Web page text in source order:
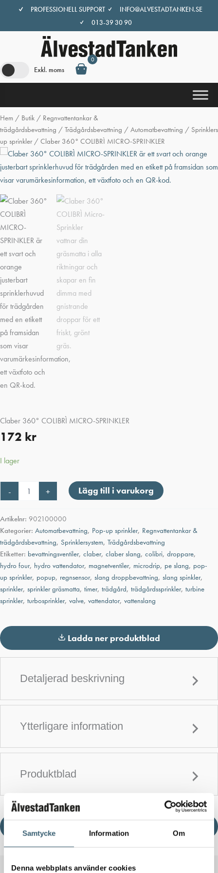
Samtycke Information Om
Denna webbplats använder cookies
innehåll
PROFESSIONELL SUPPORT
INFO@ALVESTADTANKEN.SE
013-39 30 90
Exkl. moms
0
Hem / Butik / Regnvattentankar &
trädgårdsbevattning / Trädgårdsbevattning / Automatbevattning /
up sprinkler/ Claber 360° COLIBRÌ MICRO-SPRINKLER
Claber 360° COLIBRÌ MICRO-SPRINKLER
172 kr
I lager
-
360°
MICRO-
mängd
+ Lägg till i varukorg
Artikelnr: 902100000
Kategorier: Automatbevattning, Pop-up sprinkler, Regnvattentankar &
trädgårdsbevattning, Sprinklersystem, Trädgårdsbevattning
Etiketter: bevattningsventiler, claber, claber slang, colibri, droppare,
hydro four, hydro vattendator, magnetventiler, microdrip, pe slang, pop-
up sprinkler, popup, regnsensor, slang droppbevattning, slang spinkler,
sprinkler, sprinkler gräsmatta, timer, trädgård, trädgårdssprinkler, turbine
sprinkler, turbosprinkler, valve, vattendator, vattenslang
Ladda ner produktblad
Detaljerad beskrivning
Ytterligare information
Produktblad